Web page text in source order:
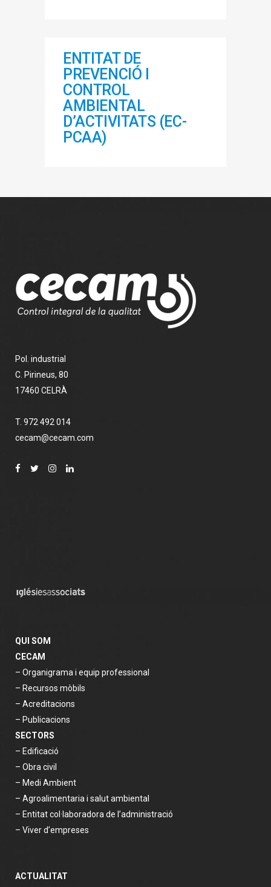
ENTITAT DE
PREVENCIÓ I
CONTROL
AMBIENTAL
D’ACTIVITATS (EC-
PCAA)
Pol. industrial
C. Pirineus, 80
17460 CELRÀ
T. 972 492 014
cecam@cecam.com
QUI SOM
CECAM
– Organigrama i equip professional
– Recursos mòbils
– Acreditacions
– Publicacions
SECTORS
– Edificació
– Obra civil
– Medi Ambient
– Agroalimentaria i salut ambiental
– Entitat col·laboradora de l’administració
– Viver d’empreses
ACTUALITAT